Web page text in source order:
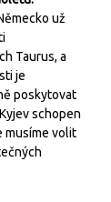
už
Taurus, a
je
poskytovat
schopen
musíme volit